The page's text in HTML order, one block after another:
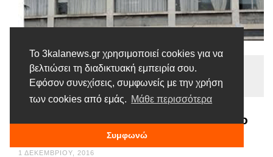
Το 3kalanews.gr χρησιμοποιεί cookies για να
βελτιώσει τη διαδικτυακή εμπειρία σου.
Εφόσον συνεχίσεις, συμφωνείς με την χρήση
των cookies από εμάς. Μάθε περισσότερα
Συμφωνώ
Ειδήσεις
Tags | Θεσσαλία Περιφέρεια Προσλήψεις
Προσλήψεις στο Περιφερειακό Ταμείο
Ανάπτυξης Θεσσαλίας
1 ΔΕΚΕΜΒΡΊΟΥ, 2016